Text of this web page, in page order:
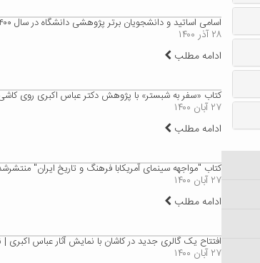
اسامی اساتید و دانشجویان برتر پژوهشی دانشگاه در سال ۱۴۰۰
۲۸ آذر ۱۴۰۰
ادامه مطلب
کتاب «سفر به شبستر» با پژوهش دکتر عباس اکبری روی
۲۷ آبان ۱۴۰۰
ادامه مطلب
کتاب "مواجهه سینمای آمریکابا فرهنگ و تاریخ ایران"
۲۷ آبان ۱۴۰۰
ادامه مطلب
افتتاح یک گالری جدید در کاشان با نمایش آثار عباس
۲۷ آبان ۱۴۰۰